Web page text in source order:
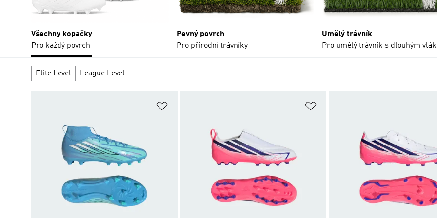
Všechny kopačky
Pro každý povrch
Pevný povrch
Pro přírodní trávníky
Umělý trávník
Pro umělý trávník s dlouhým
Elite Level League Level